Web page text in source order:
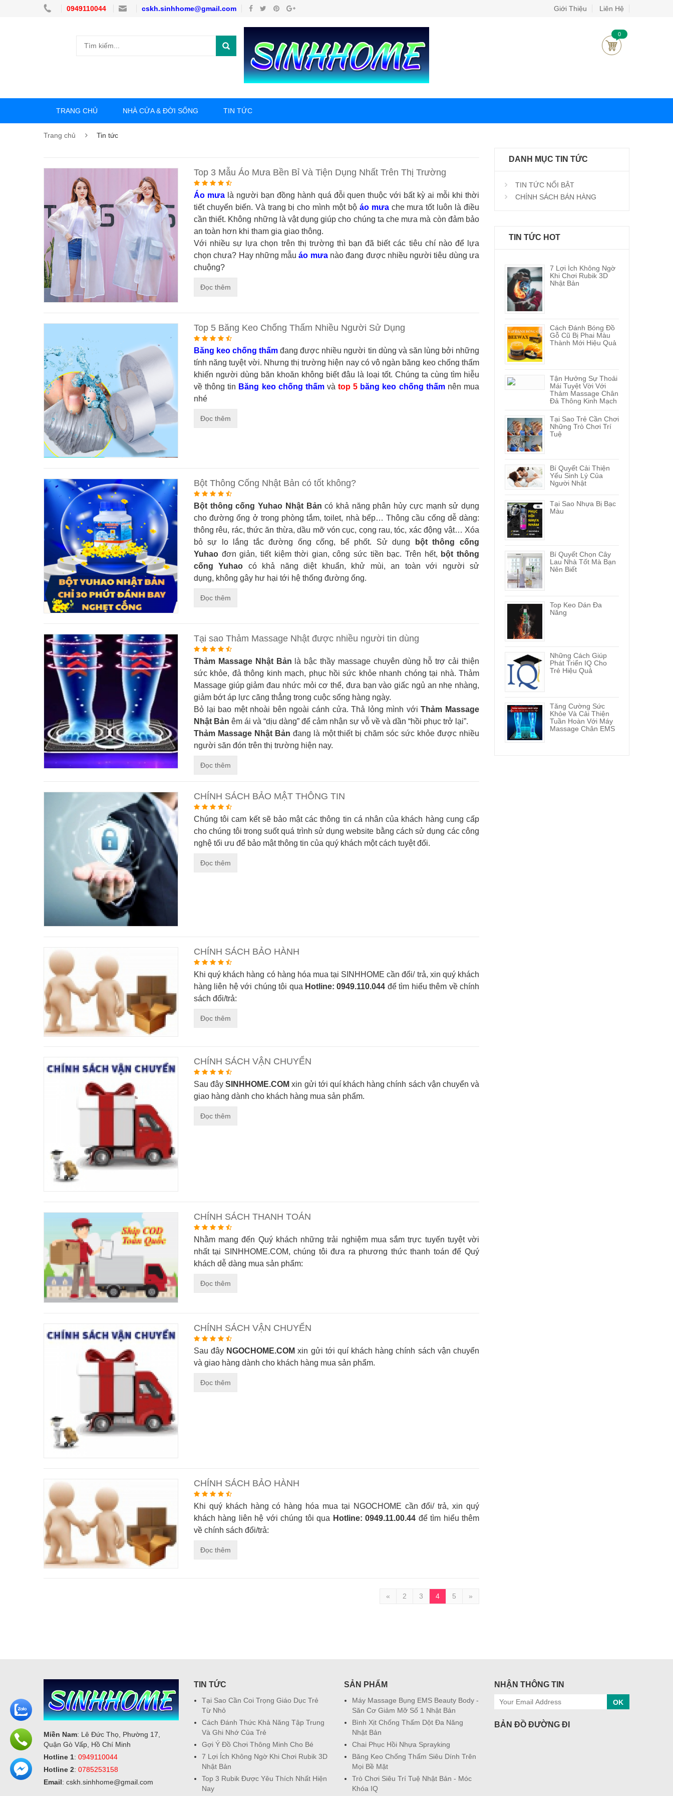
0949110044 cskh.sinhhome@gmail.com Giới Thiệu Liên Hệ
0
TRANG CHỦ NHÀ CỬA & ĐỜI SỐNG TIN TỨC
Trang chủ Tin tức
Top 3 Mẫu Áo Mưa Bền Bỉ Và Tiện Dụng Nhất Trên Thị Trường
Áo mưalà người bạn đồng hành quá đỗi quen thuộc với bất kỳ ai mỗi khi thời
tiết chuyển biến. Và trang bị cho mình một bộ áo mưache mưa tốt luôn là điều
cần thiết. Không những là vật dụng giúp cho chúng ta che mưa mà còn đảm bảo
an toàn hơn khi tham gia giao thông.
Với nhiều sự lựa chọn trên thị trường thì bạn đã biết các tiêu chí nào để lựa
chọn chưa? Hay những mẫuáo mưanào đang được nhiều người tiêu dùng ưa
chuộng?
Đọc thêm
Top 5 Băng Keo Chống Thấm Nhiều Người Sử Dụng
Băng keo chống thấm đang được nhiều người tin dùng và săn lùng bởi những
tính năng tuyệt vời. Nhưng thị trường hiện nay có vô ngàn băng keo chống thấm
khiến người dùng băn khoăn không biết đâu là loại tốt. Chúng ta cùng tìm hiễu
về thông tin Băng keo chống thấmvàtop 5 băng keo chống thấmnên mua
nhé
Đọc thêm
Bột Thông Cống Nhật Bản có tốt không?
Bột thông cống Yuhao Nhật Bản có khả năng phân hủy cực mạnh sử dụng
cho đường ống ở trong phòng tắm, toilet, nhà bếp… Thông cầu cống dễ dàng:
thông rêu, rác, thức ăn thừa, dầu mỡ vón cục, cọng rau, tóc, xác động vật… Xóa
bỏ sự lo lắng tắc đường ống cống, bể phốt. Sử dụng
bột thông cống
Yuhaođơn giản, tiết kiệm thời gian, công sức tiền bạc. Trên hết, bột thông
cống Yuhao có khả năng diệt khuẩn, khử mùi, an toàn với người sử
dụng, không gây hư hại tới hệ thống đường ống.
Đọc thêm
Tại sao Thảm Massage Nhật được nhiều người tin dùng
Thảm Massage Nhật Bản là bậc thầy massage chuyên dùng hỗ trợ cải thiện
sức khỏe, đả thông kinh mạch, phục hồi sức khỏe nhanh chóng tại nhà. Thảm
Massage giúp giảm đau nhức mỏi cơ thể, đưa bạn vào giấc ngủ an nhẹ nhàng,
giảm bớt áp lực căng thẳng trong cuộc sống hàng ngày.
Bỏ lại bao mệt nhoài bên ngoài cánh cửa. Thả lỏng mình vớiThảm Massage
Nhật Bản êm ái và “dịu dàng” để cảm nhận sự vỗ về và dần “hồi phục trở lại”.
Thảm Massage Nhật Bản đang là một thiết bị chăm sóc sức khỏe được nhiều
người săn đón trên thị trường hiện nay.
Đọc thêm
CHÍNH SÁCH BẢO MẬT THÔNG TIN
Chúng tôi cam kết sẽ bảo mật các thông tin cá nhân của khách hàng cung cấp
cho chúng tôi trong suốt quá trình sử dụng website bằng cách sử dụng các công
nghệ tối ưu để bảo mật thông tin của quý khách một cách tuyệt đối.
Đọc thêm
CHÍNH SÁCH BẢO HÀNH
Khi quý khách hàng có hàng hóa mua tại SINHHOME cần đổi/ trả, xin quý khách
hàng liên hệ với chúng tôi qua Hotline: 0949.110.044 để tìm hiểu thêm về chính
sách đổi/trả:
Đọc thêm
CHÍNH SÁCH VẬN CHUYỂN
Sau đâySINHHOME.COM xin gửi tới quí khách hàng chính sách vận chuyển và
giao hàng dành cho khách hàng mua sản phẩm.
Đọc thêm
CHÍNH SÁCH THANH TOÁN
Nhằm mang đến Quý khách những trải nghiệm mua sắm trực tuyến tuyệt vời
nhất tại SINHHOME.COM, chúng tôi đưa ra phương thức thanh toán để Quý
khách dễ dàng mua sản phẩm:
Đọc thêm
CHÍNH SÁCH VẬN CHUYỂN
Sau đây NGOCHOME.COM xin gửi tới quí khách hàng chính sách vận chuyển
và giao hàng dành cho khách hàng mua sản phẩm.
Đọc thêm
CHÍNH SÁCH BẢO HÀNH
Khi quý khách hàng có hàng hóa mua tại NGOCHOME cần đổi/ trả, xin quý
khách hàng liên hệ với chúng tôi qua Hotline: 0949.11.00.44 để tìm hiểu thêm
về chính sách đổi/trả:
Đọc thêm
« 2 3 4 5 »
DANH MỤC TIN TỨC
TIN TỨC NỔI BẬT
CHÍNH SÁCH BÁN HÀNG
TIN TỨC HOT
7 Lợi Ích Không Ngờ
Khi Chơi Rubik 3D
Nhật Bản
Cách Đánh Bóng Đồ
Gỗ Cũ Bị Phai Màu
Thành Mới Hiệu Quả
Tận Hưởng Sự Thoải
Mái Tuyệt Vời Với
Thảm Massage Chân
Đả Thông Kinh Mạch
Tại Sao Trẻ Cần Chơi
Những Trò Chơi Trí
Tuệ
Bí Quyết Cải Thiện
Yếu Sinh Lý Của
Người Nhật
Tại Sao Nhựa Bị Bạc
Màu
Bí Quyết Chọn Cây
Lau Nhà Tốt Mà Bạn
Nên Biết
Top Keo Dán Đa
Năng
Những Cách Giúp
Phát Triển IQ Cho
Trẻ Hiệu Quả
Tăng Cường Sức
Khỏe Và Cải Thiện
Tuần Hoàn Với Máy
Massage Chân EMS
Miền Nam: Lê Đức Thọ, Phường 17,
Quận Gò Vấp, Hồ Chí Minh
Hotline 1: 0949110044
Hotline 2: 0785253158
Email: cskh.sinhhome@gmail.com
TIN TỨC
Tại Sao Cần Coi Trọng Giáo Dục Trẻ
Từ Nhỏ
Cách Đánh Thức Khả Năng Tập Trung
Và Ghi Nhớ Của Trẻ
Gợi Ý Đồ Chơi Thông Minh Cho Bé
7 Lợi Ích Không Ngờ Khi Chơi Rubik 3D
Nhật Bản
Top 3 Rubik Được Yêu Thích Nhất Hiện
Nay
SẢN PHẨM
Máy Massage Bụng EMS Beauty Body -
Săn Cơ Giảm Mỡ Số 1 Nhật Bản
Bình Xịt Chống Thấm Dột Đa Năng
Nhật Bản
Chai Phục Hồi Nhựa Sprayking
Băng Keo Chống Thấm Siêu Dính Trên
Mọi Bề Mặt
Trò Chơi Siêu Trí Tuệ Nhật Bản - Móc
Khóa IQ
NHẬN THÔNG TIN
OK
BẢN ĐỒ ĐƯỜNG ĐI